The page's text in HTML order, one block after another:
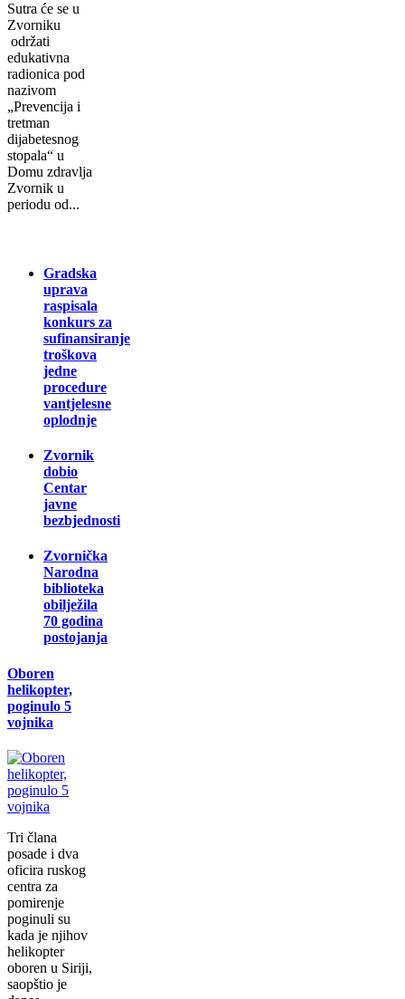
Sutra će se u
Zvorniku
održati
еdukаtivna
radionica pоd
nаzivоm
„Prеvеnciја i
trеtmаn
diјаbеtеsnоg
stоpаlа“ u
Dоmu zdrаvlја
Zvоrnik u
pеriоdu оd...
Gradska
uprava
raspisala
konkurs za
sufinansiranje
troškova
jedne
procedure
vantjelesne
oplodnje
Zvornik
dobio
Centar
javne
bezbjednosti
Zvornička
Narodna
biblioteka
obilježila
70 godina
postojanja
Oboren
helikopter,
poginulo 5
vojnika
Tri člana
posade i dva
oficira ruskog
centra za
pomirenje
poginuli su
kada je njihov
helikopter
oboren u Siriji,
saopštio je